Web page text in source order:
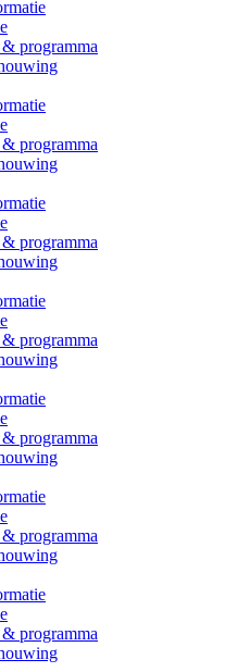
programma
programma
programma
programma
programma
programma
programma